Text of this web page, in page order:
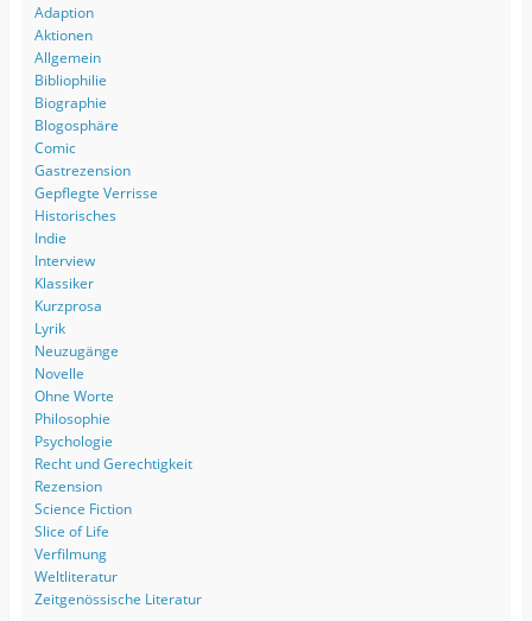
Adaption
Aktionen
Allgemein
Bibliophilie
Biographie
Blogosphäre
Comic
Gastrezension
Gepflegte Verrisse
Historisches
Indie
Interview
Klassiker
Kurzprosa
Lyrik
Neuzugänge
Novelle
Ohne Worte
Philosophie
Psychologie
Recht und Gerechtigkeit
Rezension
Science Fiction
Slice of Life
Verfilmung
Weltliteratur
Zeitgenössische Literatur